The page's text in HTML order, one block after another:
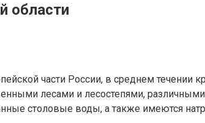
области
части России, в среднем
лесами и лесостепями,
столовые воды, а также имеются